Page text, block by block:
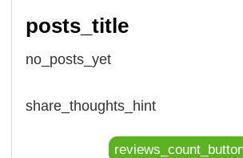
posts_title
no_posts_yet
share_thoughts_hint